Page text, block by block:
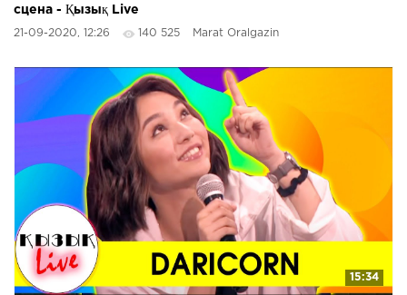
сцена - Қызық Live
21-09-2020, 12:26 140 525 Marat Oralgazin
15:34